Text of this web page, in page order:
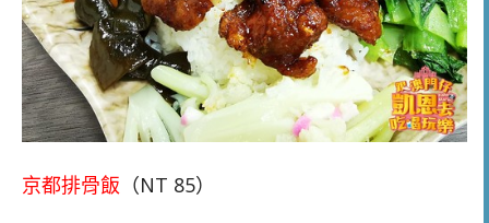
京都排骨飯 （NT 85）